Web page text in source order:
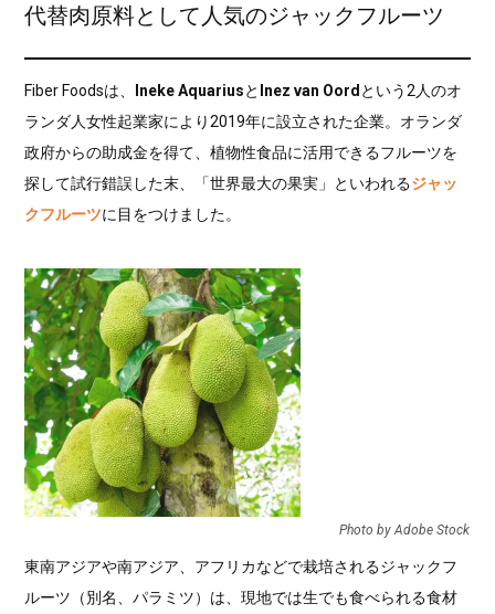
代替肉原料として人気のジャックフルーツ
Fiber Foodsは、 Ineke Aquariusと Inez van Oord という2人のオ
ランダ人女性起業家により2019年に設立された企業。オランダ
政府からの助成金を得て、植物性食品に活用できるフルーツを
探して試行錯誤した末、「世界最大の果実」といわれるジャッ
クフルーツに目をつけました。
Photo by Adobe Stock
東南アジアや南アジア、アフリカなどで栽培されるジャックフ
ルーツ（別名、パラミツ）は、現地では生でも食べられる食材